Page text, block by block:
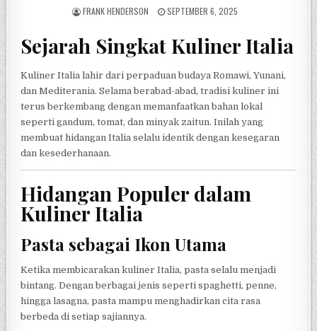
AUTHOR:
FRANK HENDERSON
PUBLISHED
SEPTEMBER 6, 2025
Sejarah Singkat Kuliner Italia
Kuliner Italia lahir dari perpaduan budaya Romawi, Yunani,
dan Mediterania. Selama berabad-abad, tradisi kuliner ini
terus berkembang dengan memanfaatkan bahan lokal
seperti gandum, tomat, dan minyak zaitun. Inilah yang
membuat hidangan Italia selalu identik dengan kesegaran
dan kesederhanaan.
Hidangan Populer dalam
Kuliner Italia
Pasta sebagai Ikon Utama
Ketika membicarakan kuliner Italia, pasta selalu menjadi
bintang. Dengan berbagai jenis seperti spaghetti, penne,
hingga lasagna, pasta mampu menghadirkan cita rasa
berbeda di setiap sajiannya.